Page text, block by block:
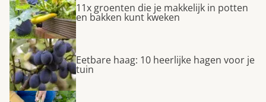
11x groenten die je makkelijk in potten
en bakken kunt kweken
Eetbare haag: 10 heerlijke hagen voor je
tuin